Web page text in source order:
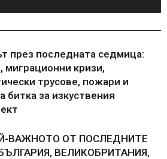
през последната седмица:
миграционни кризи,
трусове, пожари и
битка за изкуствения
ВАЖНОТО ОТ ПОСЛЕДНИТЕ
ВЕЛИКОБРИТАНИЯ,